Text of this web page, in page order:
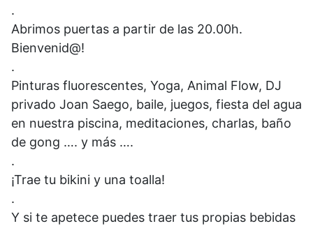
.
Abrimos puertas a partir de las 20.00h.
Bienvenid@!
.
Pinturas fluorescentes, Yoga, Animal Flow, DJ
privado Joan Saego, baile, juegos, fiesta del agua
en nuestra piscina, meditaciones, charlas, baño
de gong …. y más ….
.
¡Trae tu bikini y una toalla!
.
Y si te apetece puedes traer tus propias bebidas